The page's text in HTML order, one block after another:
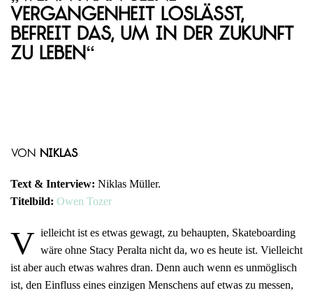
Vergangenheit loslässt,
befreit das, um in der Zukunft
zu leben“
von Niklas
Text & Interview: Niklas Müller.
Titelbild: Owen Tozer
V ielleicht ist es etwas gewagt, zu behaupten, Skateboarding
wäre ohne Stacy Peralta nicht da, wo es heute ist. Vielleicht
ist aber auch etwas wahres dran. Denn auch wenn es unmöglisch
ist, den Einfluss eines einzigen Menschens auf etwas zu messen,